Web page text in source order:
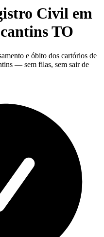
Civil em
TO
e óbito dos cartórios de
— sem filas, sem sair de